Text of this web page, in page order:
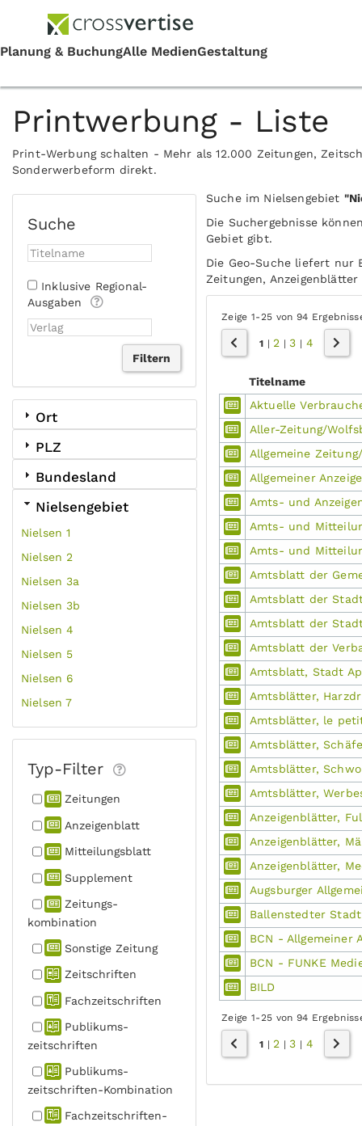
Printwerbung - Liste
Print-Werbung schalten - Mehr als 12.000 Zeitungen,
Sonderwerbeform direkt.
Suche
Inklusive Regional-
Ausgaben
Ort
PLZ
Bundesland
Nielsengebiet
Nielsen 1
Nielsen 2
Nielsen 3a
Nielsen 3b
Nielsen 4
Nielsen 5
Nielsen 6
Nielsen 7
Typ-Filter
Zeitungen
Anzeigen­blatt
Mitteilungs­blatt
Supplement
Zeitungs­
kombination
Sonstige Zeitung
Zeitschriften
Fachzeit­schriften
Publikums­
zeitschriften
Publikums­
zeitschriften-Kombination
Fachzeit­schriften-
Suche im Nielsengebiet
Die Suchergebnisse
Gebiet gibt.
Die Geo-Suche liefert nur
Zeitungen,
Zeige 1-25 von 94
1 | 2 |3 | 4
Titelname
Aktuelle
Aller-Zeitung/
Allgemeine
Allgemeiner
Amts- und
Amts- und
Amts- und
Amtsblatt der
Amtsblatt der
Amtsblatt der
Amtsblatt der
Amtsblatt, Stadt
Amtsblätter,
Amtsblätter, le
Amtsblätter,
Amtsblätter,
Amtsblätter,
Anzeigenblätter,
Anzeigenblätter,
Anzeigenblätter,
Augsburger
Ballenstedter
BCN - Allgemeiner
BCN - FUNKE
BILD
Zeige 1-25 von 94
1 | 2 |3 | 4